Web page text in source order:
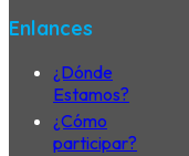
Enlances
¿Dónde
Estamos?
¿Cómo
participar?